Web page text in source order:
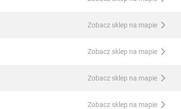
Zobacz sklep na mapie
Zobacz sklep na mapie
Zobacz sklep na mapie
Zobacz sklep na mapie